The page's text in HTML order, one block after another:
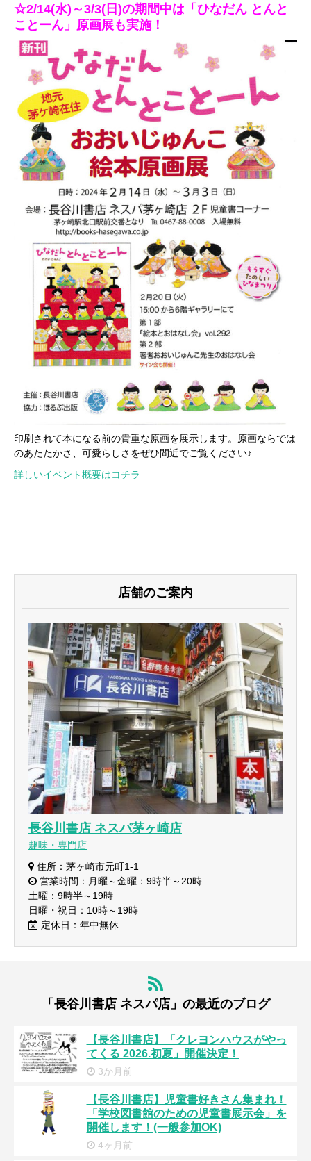
☆2/14(水)～3/3(日)の期間中は「ひなだん とんと
ことーん」原画展も実施！
印刷されて本になる前の貴重な原画を展示します。原画ならでは
のあたたかさ、可愛らしさをぜひ間近でご覧ください♪
詳しいイベント概要はコチラ
店舗のご案内
長谷川書店 ネスパ茅ヶ崎店
趣味・専門店
住所：茅ヶ崎市元町1-1
営業時間：月曜～金曜：9時半～20時
土曜：9時半～19時
日曜・祝日：10時～19時
定休日：年中無休
「長谷川書店 ネスパ店」の最近のブログ
【長谷川書店】「クレヨンハウスがやっ
てくる 2026.初夏」開催決定！
3か月前
【長谷川書店】児童書好きさん集まれ！
「学校図書館のための児童書展示会」を
開催します！(一般参加OK)
4ヶ月前